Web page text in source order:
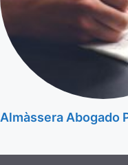
Almàssera Abogado